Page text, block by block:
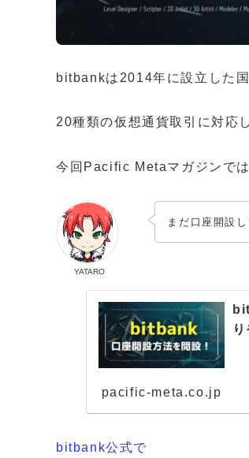
bitbankは2014年に設立した
20種類の仮想通貨取引に対応
今回Pacific Metaマガジンでは
YATARO
まだ口座開設
pacific-meta.co.jp
bitbank公式で